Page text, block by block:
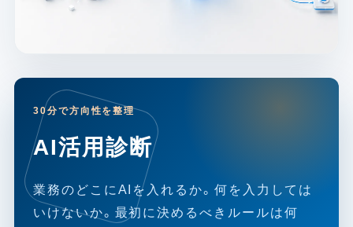
30分で方向性を整理
AI活用診断
業務のどこにAIを入れるか。何を入力しては
いけないか。最初に決めるべきルールは何